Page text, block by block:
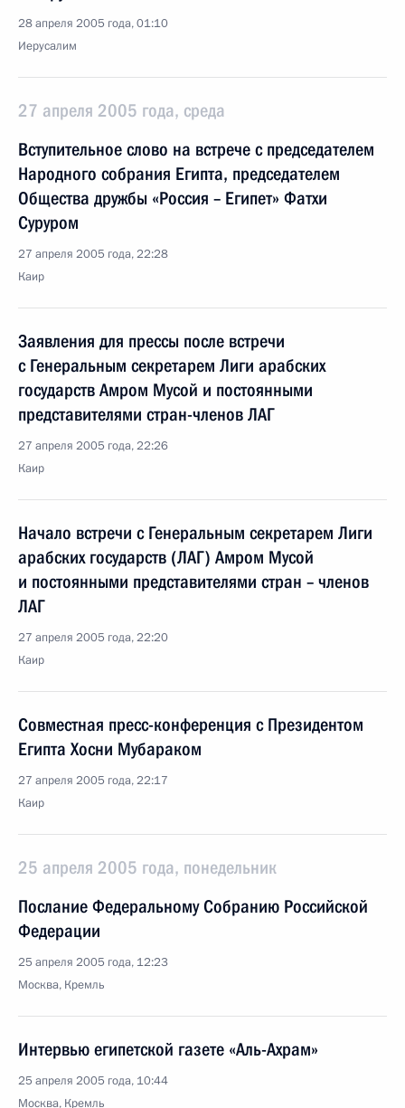
28 апреля 2005 года, 01:10
Иерусалим
27 апреля 2005 года, среда
Вступительное слово на встрече с председателем
Народного собрания Египта, председателем
Общества дружбы «Россия – Египет» Фатхи
Суруром
27 апреля 2005 года, 22:28
Каир
Заявления для прессы после встречи
с Генеральным секретарем Лиги арабских
государств Амром Мусой и постоянными
представителями стран-членов ЛАГ
27 апреля 2005 года, 22:26
Каир
Начало встречи с Генеральным секретарем Лиги
арабских государств (ЛАГ) Амром Мусой
и постоянными представителями стран – членов
ЛАГ
27 апреля 2005 года, 22:20
Каир
Совместная пресс-конференция с Президентом
Египта Хосни Мубараком
27 апреля 2005 года, 22:17
Каир
25 апреля 2005 года, понедельник
Послание Федеральному Собранию Российской
Федерации
25 апреля 2005 года, 12:23
Москва, Кремль
Интервью египетской газете «Аль-Ахрам»
25 апреля 2005 года, 10:44
Москва, Кремль